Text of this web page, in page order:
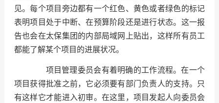
见。每个项目旁边都有一个红色、黄色或者绿色的标记
表明项目处于中断、在预算阶段还是进行状态。这一报
告也会在太保集团的内部局域网上贴出，这样所有员工
都能了解某个项目的进展状况。
项目管理委员会有着明确的工作流程。在一个
项目获得批准之前，它必须要有部门负责人的支持。只
有这样它才能进入初审。在这里，项目发起人向委员会